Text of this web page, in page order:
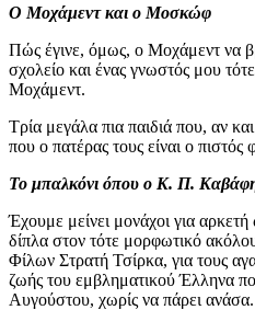
Ο Μοχάμεντ και ο Μοσκώφ
Πώς έγινε, όμως, ο Μοχάμεντ να
σχολείο και ένας γνωστός μου
Μοχάμεντ.
Τρία μεγάλα πια παιδιά που, αν
που ο πατέρας τους είναι ο
Το μπαλκόνι όπου ο Κ. Π.
Έχουμε μείνει μονάχοι για
δίπλα στον τότε μορφωτικό
Φίλων Στρατή Τσίρκα, για τους
ζωής του εμβληματικού Έλληνα
Αυγούστου, χωρίς να πάρει